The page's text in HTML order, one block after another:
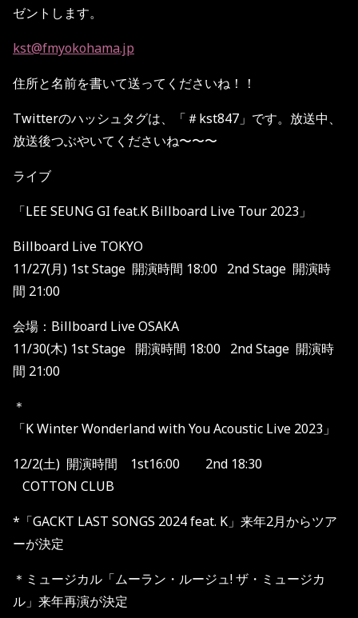
ゼントします。
kst@fmyokohama.jp
住所と名前を書いて送ってくださいね！！
Twitterのハッシュタグは、「＃kst847」です。放送中、
放送後つぶやいてくださいね〜〜〜
ライブ
「LEE SEUNG GI feat.K Billboard Live Tour 2023 」
Billboard Live TOKYO
11/27(月) 1st Stage 開演時間 18:00 2nd Stage 開演時
間 21:00
会場： Billboard Live OSAKA
11/30(木) 1st Stage 開演時間 18:00 2nd Stage 開演時
間 21:00
＊
「K Winter Wonderland with You Acoustic Live 2023 」
12/2(土) 開演時間 1st16:00 2nd 18:30
COTTON CLUB
* 「GACKT LAST SONGS 2024 feat. K」来年2月からツア
ーが決定
＊ミュージカル「ムーラン・ルージュ! ザ・ミュージカ
ル」来年再演が決定